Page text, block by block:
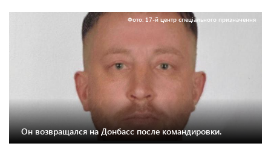
Фото: 17-й центр спеціального призначення
Он возвращался на Донбасс после командировки.